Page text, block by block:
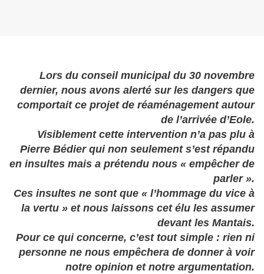
Lors du conseil municipal du 30 novembre
dernier, nous avons alerté sur les dangers que
comportait ce projet de réaménagement autour
de l’arrivée d’Eole.
Visiblement cette intervention n’a pas plu à
Pierre Bédier qui non seulement s’est répandu
en insultes mais a prétendu nous « empêcher de
parler ».
Ces insultes ne sont que « l’hommage du vice à
la vertu » et nous laissons cet élu les assumer
devant les Mantais.
Pour ce qui concerne, c’est tout simple : rien ni
personne ne nous empêchera de donner à voir
notre opinion et notre argumentation.